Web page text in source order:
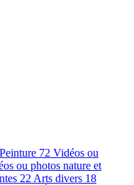
Peinture 72 Vidéos ou
ou photos nature et
22 Arts divers 18